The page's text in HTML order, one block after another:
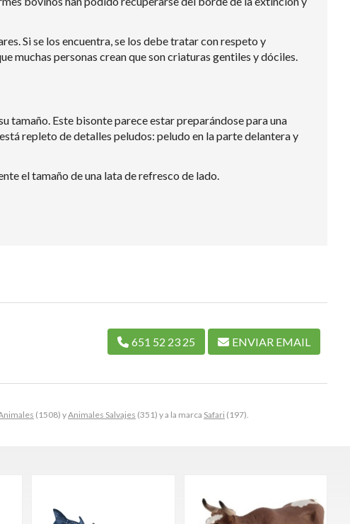
(1508) yAnimales Salvajes (351) y a la marca Safari (197).
Si se los encuentra, se los debe tratar con respeto y
muchas personas crean que son criaturas gentiles y dóciles.
tamaño. Este bisonte parece estar preparándose para una
repleto de detalles peludos: peludo en la parte delantera y
el tamaño de una lata de refresco de lado.
651 52 23 25 ENVIAR EMAIL